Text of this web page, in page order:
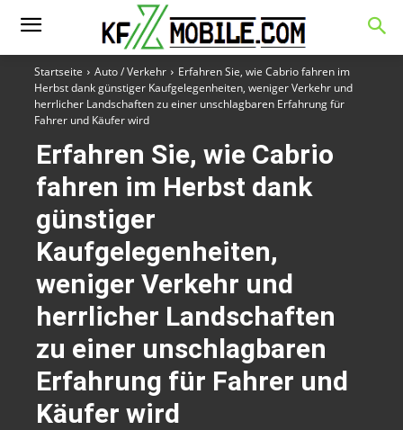
Startseite Auto / Verkehr
Erfahren Sie, wie Cabrio fahren im
Herbst dank günstiger Kaufgelegenheiten, weniger Verkehr und
herrlicher Landschaften zu einer unschlagbaren Erfahrung für
Fahrer und Käufer wird
Erfahren Sie, wie Cabrio
fahren im Herbst dank
günstiger
Kaufgelegenheiten,
weniger Verkehr und
herrlicher Landschaften
zu einer unschlagbaren
Erfahrung für Fahrer und
Käufer wird